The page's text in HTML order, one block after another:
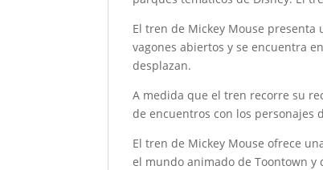
El tren de Mickey Mouse
vagones abiertos y se encuentra
desplazan.
A medida que el tren recorre su
de encuentros con los personajes
El tren de Mickey Mouse ofrece
el mundo animado de Toontown